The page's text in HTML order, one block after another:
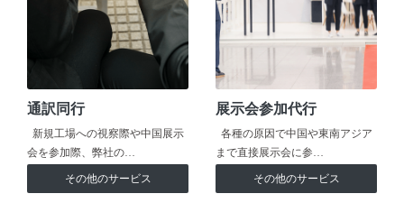
通訳同行
新規工場への視察際や中国展示
会を参加際、弊社の…
その他のサービス
展示会参加代行
各種の原因で中国や東南アジア
まで直接展示会に参…
その他のサービス